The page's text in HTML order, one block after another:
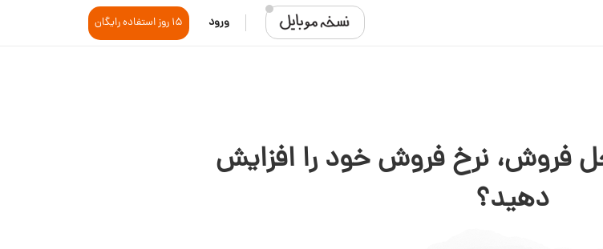
ورود 15 روز استفاده رایگان
فروش، نرخ فروش خود را افزایش
دهید؟